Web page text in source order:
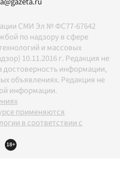
СМИ Эл № ФС77-67642
по надзору в сфере
и массовых
10.11.2016 г. Редакция не
достоверность информации,
объявлениях. Редакция не
информации.
применяются
в соответствии с
18+